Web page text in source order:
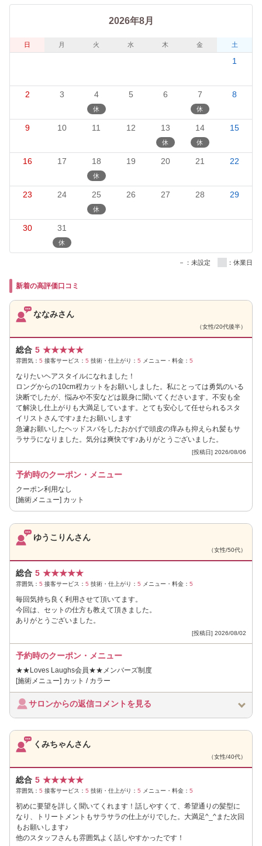
2026年8月
日 月 火 水 木 金 土
1
2 3 4 5 6 7 8
9 10 11 12 13 14 15
16 17 18 19 20 21 22
23 24 25 26 27 28 29
30 31
－：未設定 ：休業日
新着の高評価口コミ
ななみさん
（女性/20代後半）
総合 5 ★★★★★
雰囲気： 5 接客サービス： 5 技術・仕上がり： 5 メニュー・料金： 5
なりたいヘアスタイルになれました！
ロングからの10cm程カットをお願いしました。私にとっては勇気のいる
決断でしたが、悩みや不安などは親身に聞いてくださいます。不安も全
て解決し仕上がりも大満足しています。とても安心して任せられるスタ
イリストさんです♪またお願いします
急遽お願いしたヘッドスパをしたおかげで頭皮の痒みも抑えられ髪もサ
ラサラになりました。気分は爽快です♪ありがとうございました。
[投稿日] 2026/08/06
予約時のクーポン・メニュー
クーポン利用なし
[施術メニュー] カット
ゆうこりんさん
（女性/50代）
総合 5 ★★★★★
雰囲気： 5 接客サービス： 5 技術・仕上がり： 5 メニュー・料金： 5
毎回気持ち良く利用させて頂いてます。
今回は、セットの仕方も教えて頂きました。
ありがとうございました。
[投稿日] 2026/08/02
予約時のクーポン・メニュー
★★Loves Laughs会員★★メンバーズ制度
[施術メニュー] カット / カラー
サロンからの返信コメントを見る
くみちゃんさん
（女性/40代）
総合 5 ★★★★★
雰囲気： 5 接客サービス： 5 技術・仕上がり： 5 メニュー・料金： 5
初めに要望を詳しく聞いてくれます！話しやすくて、希望通りの髪型に
なり、トリートメントもサラサラの仕上がりでした。大満足^_^また次回
もお願いします♪
他のスタッフさんも雰囲気よく話しやすかったです！